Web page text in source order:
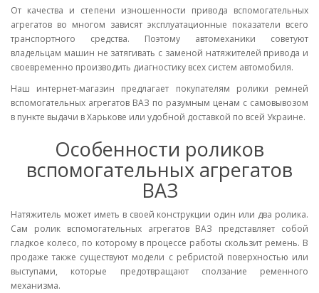
От качества и степени изношенности привода вспомогательных
агрегатов во многом зависят эксплуатационные показатели всего
транспортного средства. Поэтому автомеханики советуют
владельцам машин не затягивать с заменой натяжителей привода и
своевременно производить диагностику всех систем автомобиля.
Наш интернет-магазин предлагает покупателям ролики ремней
вспомогательных агрегатов ВАЗ по разумным ценам с самовывозом
в пункте выдачи в Харькове или удобной доставкой по всей Украине.
Особенности роликов
вспомогательных агрегатов
ВАЗ
Натяжитель может иметь в своей конструкции один или два ролика.
Сам ролик вспомогательных агрегатов ВАЗ представляет собой
гладкое колесо, по которому в процессе работы скользит ремень. В
продаже также существуют модели с ребристой поверхностью или
выступами, которые предотвращают сползание ременного
механизма.